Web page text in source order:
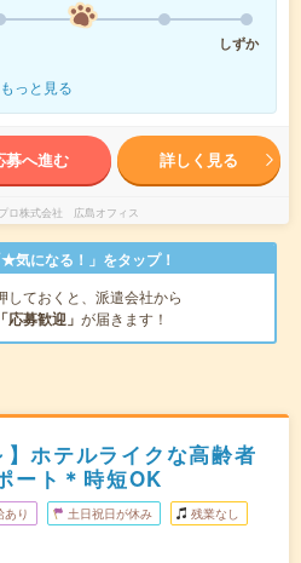
しずか
もっと見る
募へ進む 詳しく見る
ロ株式会社 広島オフィス
気になる！」をタップ！
しておくと、派遣会社から
「応募歓迎」 が届きます！
】ホテルライクな高齢者
ート＊時短OK
あり 土日祝日が休み 残業なし